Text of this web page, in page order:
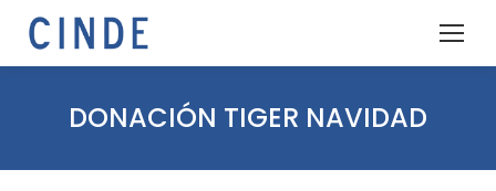
DONACIÓN TIGER NAVIDAD